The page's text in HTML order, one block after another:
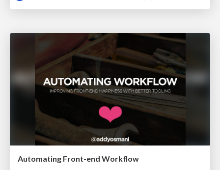
Automating Front-end Workflow